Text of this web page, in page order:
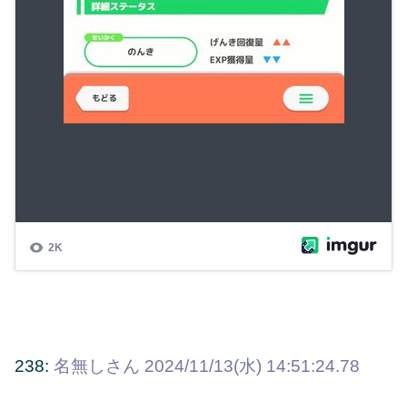
238: 名無しさん 2024/11/13(水) 14:51:24.78